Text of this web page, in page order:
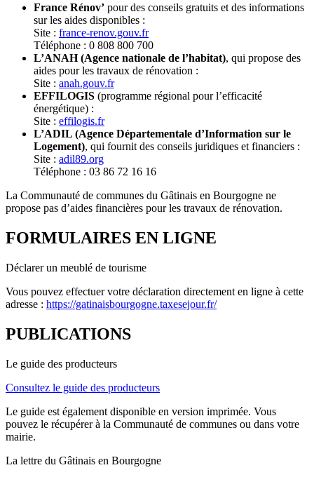
France Rénov’ pour des conseils gratuits et des informations
sur les aides disponibles :
Site : france-renov.gouv.fr
Téléphone : 0 808 800 700
L’ANAH (Agence nationale de l’habitat), qui propose des
aides pour les travaux de rénovation :
Site : anah.gouv.fr
EFFILOGIS (programme régional pour l’efficacité
énergétique) :
Site : effilogis.fr
L’ADIL (Agence Départementale d’Information sur le
Logement), qui fournit des conseils juridiques et financiers :
Site : adil89.org
Téléphone : 03 86 72 16 16
La Communauté de communes du Gâtinais en Bourgogne ne
propose pas d’aides financières pour les travaux de rénovation.
FORMULAIRES EN LIGNE
Déclarer un meublé de tourisme
Vous pouvez effectuer votre déclaration directement en ligne à cette
adresse : https://gatinaisbourgogne.taxesejour.fr/
PUBLICATIONS
Le guide des producteurs
Consultez le guide des producteurs
Le guide est également disponible en version imprimée. Vous
pouvez le récupérer à la Communauté de communes ou dans votre
mairie.
La lettre du Gâtinais en Bourgogne